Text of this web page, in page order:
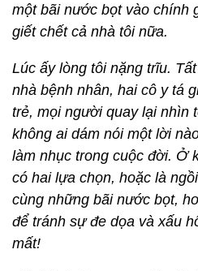
một bãi nước bọt vào chính
giết chết cả nhà tôi nữa.
Lúc ấy lòng tôi nặng trĩu.
nhà bệnh nhân, hai cô y tá
trẻ, mọi người quay lại nhìn
không ai dám nói một lời
làm nhục trong cuộc đời. Ở
có hai lựa chọn, hoặc là
cùng những bãi nước bọt,
để tránh sự đe dọa và xấu
mất!